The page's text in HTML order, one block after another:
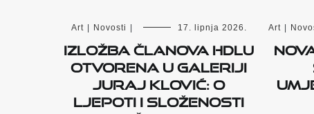
Art Novosti 17. lipnja 2026.
Izložba članova HDLU
otvorena u Galeriji
Juraj Klović: O
ljepoti i složenosti
Art